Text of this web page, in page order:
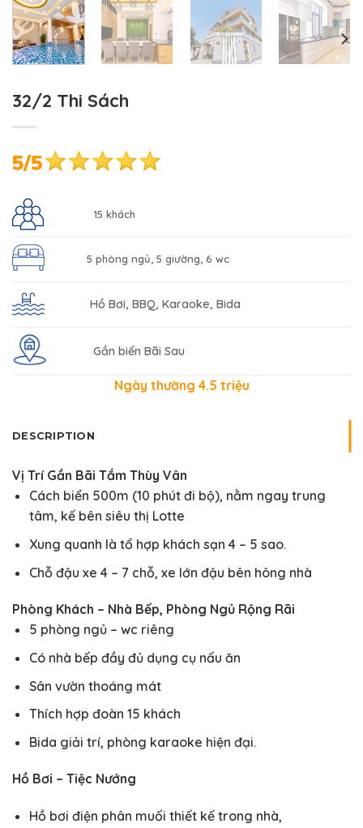
32/2 Thi Sách
15 khách
5 phòng ngủ, 5 giường, 6 wc
Hồ Bơi, BBQ, Karaoke, Bida
Gần biển Bãi Sau
Ngày thường 4.5 triệu
DESCRIPTION
Vị Trí Gần Bãi Tắm Thùy Vân
Cách biển 500m (10 phút đi bộ), nằm ngay trung
tâm, kế bên siêu thị Lotte
Xung quanh là tổ hợp khách sạn 4 – 5 sao.
Chỗ đậu xe 4 – 7 chỗ, xe lớn đậu bên hông nhà
Phòng Khách – Nhà Bếp, Phòng Ngủ Rộng Rãi
5 phòng ngủ – wc riêng
Có nhà bếp đầy đủ dụng cụ nấu ăn
Sân vườn thoáng mát
Thích hợp đoàn 15 khách
Bida giải trí, phòng karaoke hiện đại.
Hồ Bơi – Tiệc Nướng
Hồ bơi điện phân muối thiết kế trong nhà,